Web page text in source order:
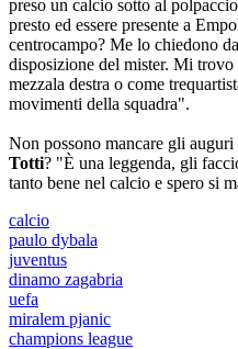
preso un calcio sotto al
presto ed essere presente a
centrocampo? Me lo chiedono
disposizione del mister. Mi
mezzala destra o come
movimenti della squadra".
Non possono mancare gli
Totti? "È una leggenda, gli
tanto bene nel calcio e spero si
calcio
paulo dybala
juventus
dinamo zagabria
uefa
miralem pjanic
champions league